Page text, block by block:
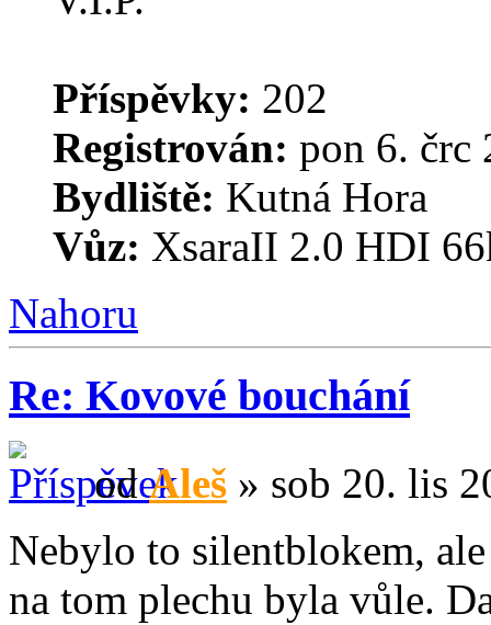
Příspěvky: 202
Registrován: pon 6. črc
Bydliště: Kutná Hora
Vůz: XsaraII 2.0 HDI
Nahoru
Re: Kovové bouchání
odAleš » sob 20. lis
Nebylo to silentblokem,
na tom plechu byla vůle.